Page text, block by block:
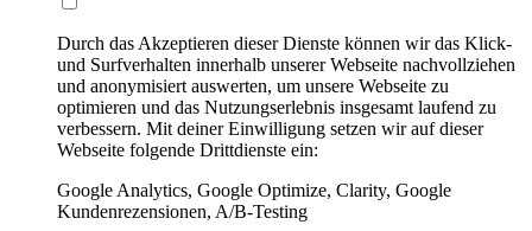
Durch das Akzeptieren dieser Dienste können wir das Klick-
und Surfverhalten innerhalb unserer Webseite nachvollziehen
und anonymisiert auswerten, um unsere Webseite zu
optimieren und das Nutzungserlebnis insgesamt laufend zu
verbessern. Mit deiner Einwilligung setzen wir auf dieser
Webseite folgende Drittdienste ein:
Google Analytics, Google Optimize, Clarity, Google
Kundenrezensionen, A/B-Testing